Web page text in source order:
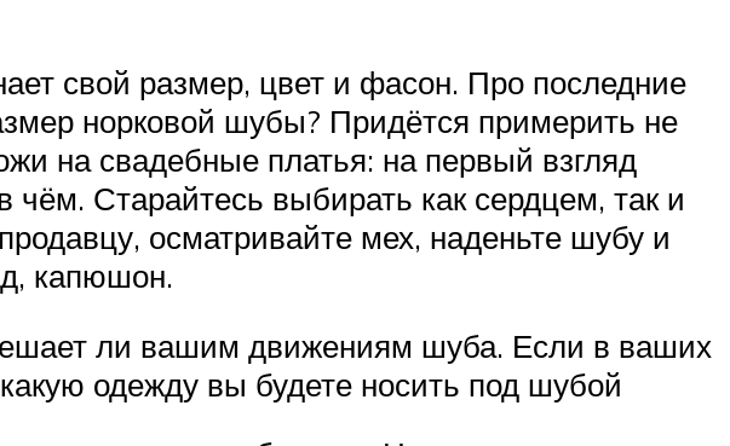
свой размер, цвет и фасон. Про последние
норковой шубы? Придётся примерить не
на свадебные платья: на первый взгляд
Старайтесь выбирать как сердцем, так и
осматривайте мех, наденьте шубу и
капюшон.
ли вашим движениям шуба. Если в ваших
одежду вы будете носить под шубой